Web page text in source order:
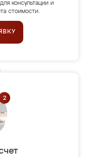
консультации и
стоимости.